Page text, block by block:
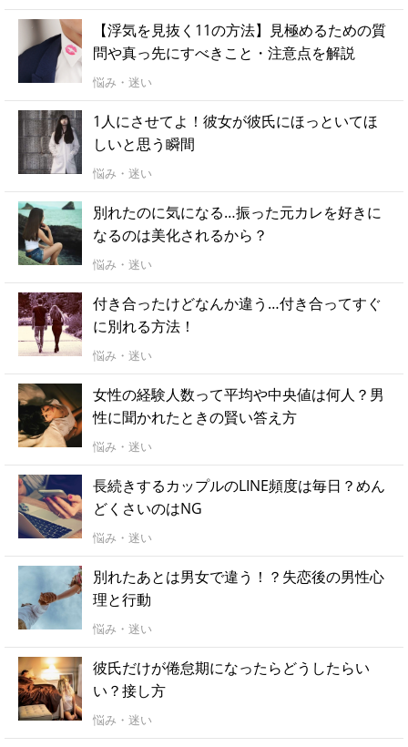
【浮気を見抜く11の方法】見極めるための質
問や真っ先にすべきこと・注意点を解説
悩み・迷い
1人にさせてよ！彼女が彼氏にほっといてほ
しいと思う瞬間
悩み・迷い
別れたのに気になる…振った元カレを好きに
なるのは美化されるから？
悩み・迷い
付き合ったけどなんか違う…付き合ってすぐ
に別れる方法！
悩み・迷い
女性の経験人数って平均や中央値は何人？男
性に聞かれたときの賢い答え方
悩み・迷い
長続きするカップルのLINE頻度は毎日？めん
どくさいのはNG
悩み・迷い
別れたあとは男女で違う！？失恋後の男性心
理と行動
悩み・迷い
彼氏だけが倦怠期になったらどうしたらい
い？接し方
悩み・迷い